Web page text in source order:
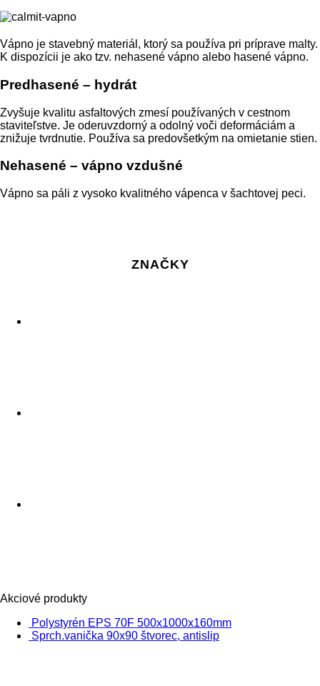
Vápno je stavebný materiál, ktorý sa používa pri príprave malty.
K dispozícii je ako tzv. nehasené vápno alebo hasené vápno.
Predhasené – hydrát
Zvyšuje kvalitu asfaltových zmesí používaných v cestnom
staviteľstve. Je oderuvzdorný a odolný voči deformáciám a
znižuje tvrdnutie. Používa sa predovšetkým na omietanie stien.
Nehasené – vápno vzdušné
Vápno sa páli z vysoko kvalitného vápenca v šachtovej peci.
ZNAČKY
Akciové produkty
Polystyrén EPS 70F 500x1000x160mm
Sprch.vanička 90x90 štvorec, antislip